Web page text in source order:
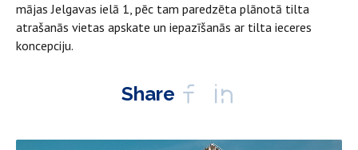
mājas Jelgavas ielā 1, pēc tam paredzēta plānotā tilta
atrašanās vietas apskate un iepazīšanās ar tilta ieceres
koncepciju.
Share